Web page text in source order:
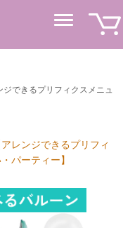
できるプリフィクスメニュ
レンジできるプリフィ
パーティー】